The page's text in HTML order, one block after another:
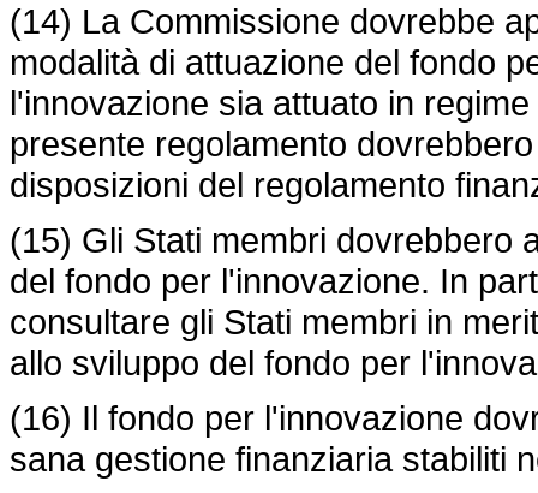
(14) La Commissione dovrebbe
modalità di attuazione del fondo
l'innovazione sia attuato in
presente regolamento
disposizioni del regolamento
(15) Gli Stati membri dovrebbero
del fondo per l'innovazione. In
consultare gli Stati membri in
allo sviluppo del fondo per
(16) Il fondo per l'innovazione
sana gestione finanziaria stabiliti